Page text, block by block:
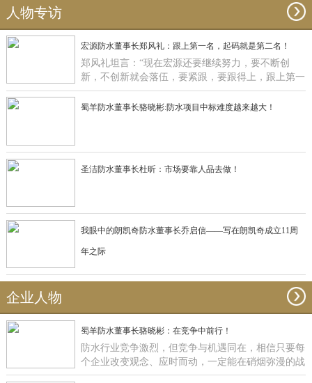
人物专访
宏源防水董事长郑风礼：跟上第一名，起码就是第二名！
郑风礼坦言：“现在宏源还要继续努力，要不断创
新，不创新就会落伍，要紧跟，要跟得上，跟上第一
名，起码就是第二名了”。
蜀羊防水董事长骆晓彬:防水项目中标难度越来越大！
圣洁防水董事长杜昕：市场要靠人品去做！
我眼中的朗凯奇防水董事长乔启信——写在朗凯奇成立11周
年之际
企业人物
蜀羊防水董事长骆晓彬：在竞争中前行！
防水行业竞争激烈，但竞争与机遇同在，相信只要每
个企业改变观念、应时而动，一定能在硝烟弥漫的战
场获得一席之地，正如蜀羊防水：一直在竞争中前